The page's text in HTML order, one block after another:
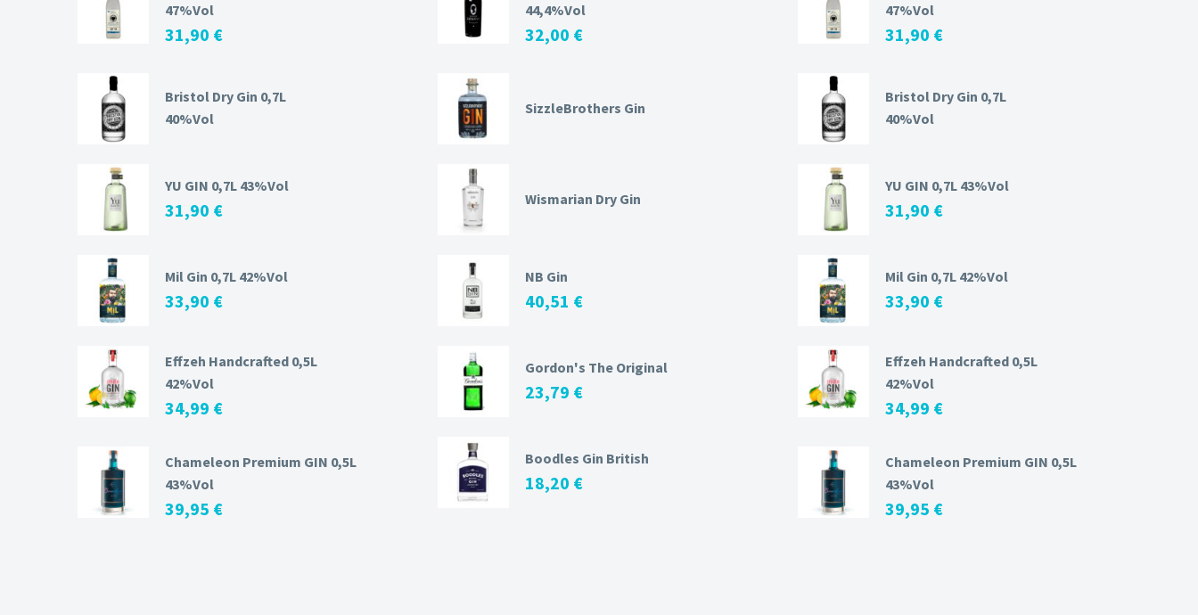
47%Vol
31,90 €
Bristol Dry Gin 0,7L
40%Vol
YU GIN 0,7L 43%Vol
31,90 €
Mil Gin 0,7L 42%Vol
33,90 €
Effzeh Handcrafted 0,5L
42%Vol
34,99 €
Chameleon Premium GIN 0,5L
43%Vol
39,95 €
44,4%Vol
32,00 €
SizzleBrothers Gin
Wismarian Dry Gin
NB Gin
40,51 €
Gordon's The Original
23,79 €
Boodles Gin British
18,20 €
47%Vol
31,90 €
Bristol Dry Gin 0,7L
40%Vol
YU GIN 0,7L 43%Vol
31,90 €
Mil Gin 0,7L 42%Vol
33,90 €
Effzeh Handcrafted 0,5L
42%Vol
34,99 €
Chameleon Premium GIN 0,5L
43%Vol
39,95 €